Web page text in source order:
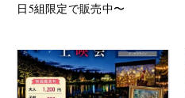
日5組限定で販売中〜